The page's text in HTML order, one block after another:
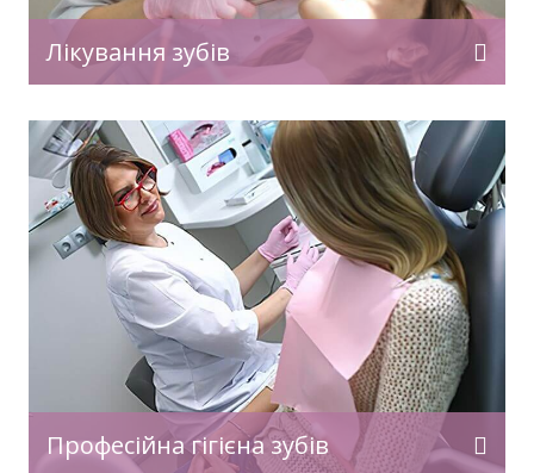
Лікування зубів
Професійна гігієна зубів